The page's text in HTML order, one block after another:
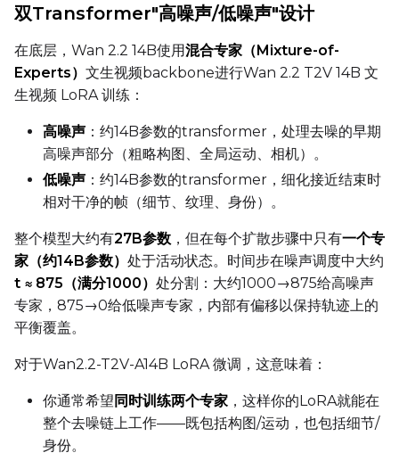
Optimizer
AdamW8Bit
Learning Rate
Weight Decay
Linear
双Transformer"高噪声/低噪声"设计
在底层，Wan 2.2 14B使用混合专家（Mixture-of-
Experts） 文生视频backbone进行Wan 2.2 T2V 14B 文
生视频 LoRA 训练：
高噪声 ：约14B参数的transformer，处理去噪的早期
高噪声部分（粗略构图、全局运动、相机）。
低噪声 ：约14B参数的transformer，细化接近结束时
相对干净的帧（细节、纹理、身份）。
整个模型大约有27B参数 ，但在每个扩散步骤中只有一个专
家（约14B参数） 处于活动状态。时间步在噪声调度中大约
t ≈ 875（满分1000） 处分割：大约1000→875给高噪声
专家，875→0给低噪声专家，内部有偏移以保持轨迹上的
平衡覆盖。
对于Wan2.2-T2V-A14B LoRA 微调，这意味着：
你通常希望 同时训练两个专家 ，这样你的LoRA就能在
整个去噪链上工作——既包括构图/运动，也包括细节/
身份。